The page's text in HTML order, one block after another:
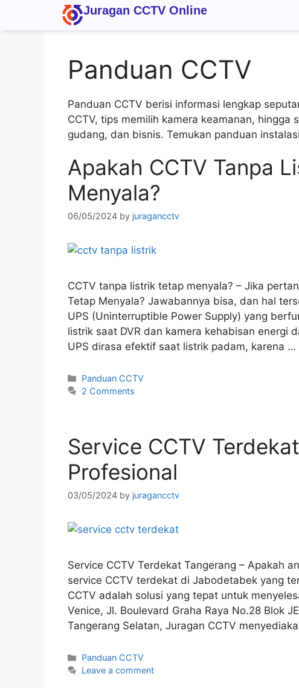
Juragan CCTV Online
Panduan CCTV
Panduan CCTV berisi informasi lengkap
CCTV, tips memilih kamera keamanan,
gudang, dan bisnis. Temukan panduan
Apakah CCTV Tanpa
Menyala?
06/05/2024 by juragancctv
CCTV tanpa listrik tetap menyala? – Jika
Tetap Menyala? Jawabannya bisa, dan hal
UPS (Uninterruptible Power Supply) yang
listrik saat DVR dan kamera kehabisan energi
UPS dirasa efektif saat listrik padam, karena …
Panduan CCTV
2 Comments
Service CCTV
Profesional
03/05/2024 by juragancctv
Service CCTV Terdekat Tangerang – Apakah
service CCTV terdekat di Jabodetabek yang
CCTV adalah solusi yang tepat untuk
Venice, Jl. Boulevard Graha Raya No.28 Blok
Tangerang Selatan, Juragan CCTV
Panduan CCTV
Leave a comment